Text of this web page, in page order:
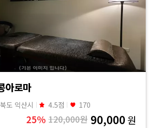
아로마
도 익산시 4.5점 170
25% 120,000원 90,000 원